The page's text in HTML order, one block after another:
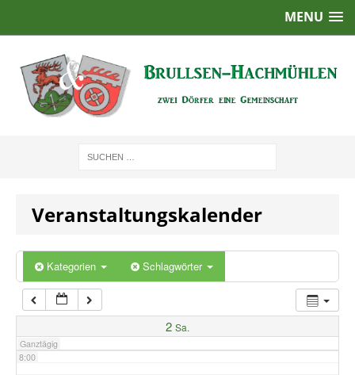
MENU
Veranstaltungskalender
Kategorien Schlagwörter
2 Sa.
Ganztägig
2:00
5:00
7:00
8:00